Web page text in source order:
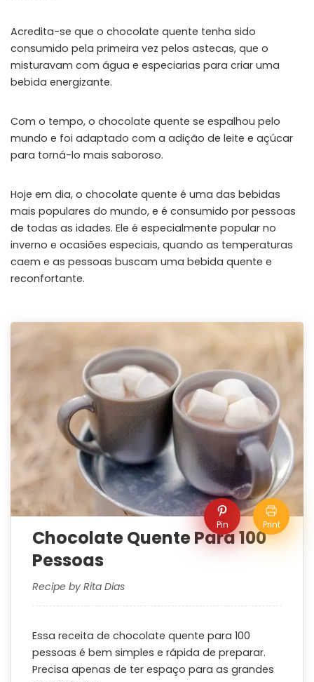
Acredita-se que o chocolate quente tenha sido
consumido pela primeira vez pelos astecas, que o
misturavam com água e especiarias para criar uma
bebida energizante.
Com o tempo, o chocolate quente se espalhou pelo
mundo e foi adaptado com a adição de leite e açúcar
para torná-lo mais saboroso.
Hoje em dia, o chocolate quente é uma das bebidas
mais populares do mundo, e é consumido por pessoas
de todas as idades. Ele é especialmente popular no
inverno e ocasiões especiais, quando as temperaturas
caem e as pessoas buscam uma bebida quente e
reconfortante.
Pin Print
Chocolate Quente Para 100
Pessoas
Recipe by Rita Dias
Essa receita de chocolate quente para 100
pessoas é bem simples e rápida de preparar.
Precisa apenas de ter espaço para as grandes